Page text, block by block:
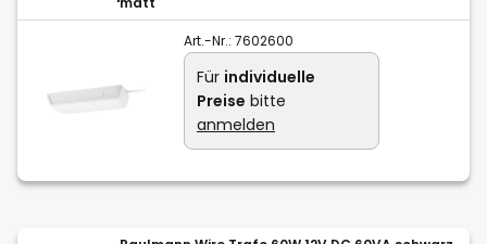
Art.-Nr.: 7602600
Für individuelle
Preise bitte
anmelden